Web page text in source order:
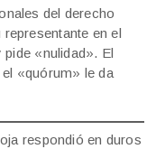
del derecho
en el
«nulidad». El
«quórum» le da
respondió en duros